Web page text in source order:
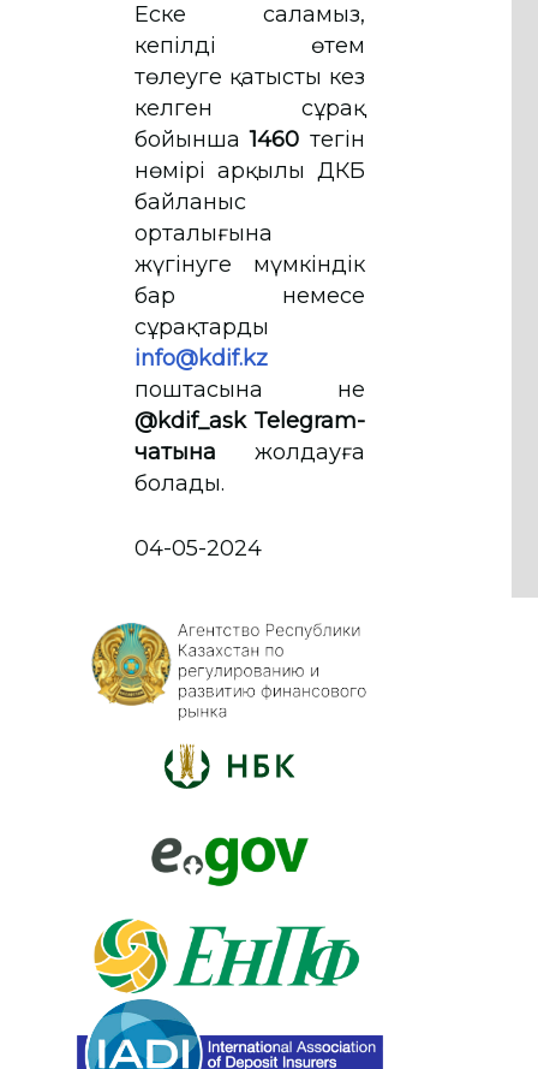
Еске саламыз,
кепілді өтем
төлеуге қатысты кез
келген сұрақ
бойынша1460 тегін
нөмірі арқылы ҚДКБҚ
байланыс
орталығына
жүгінуге мүмкіндік
бар немесе
сұрақтарды
info@kdif.kz
поштасына не
@kdif_ask Telegram-
чатына жолдауға
болады.
04-05-2024